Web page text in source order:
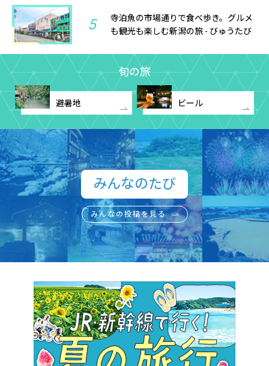
5
寺泊魚の市場通りで食べ歩き。グルメ
も観光も楽しむ新潟の旅 - びゅうたび
旬の旅
避暑地 ビール
みんなのたび​
みんなの投稿を見る